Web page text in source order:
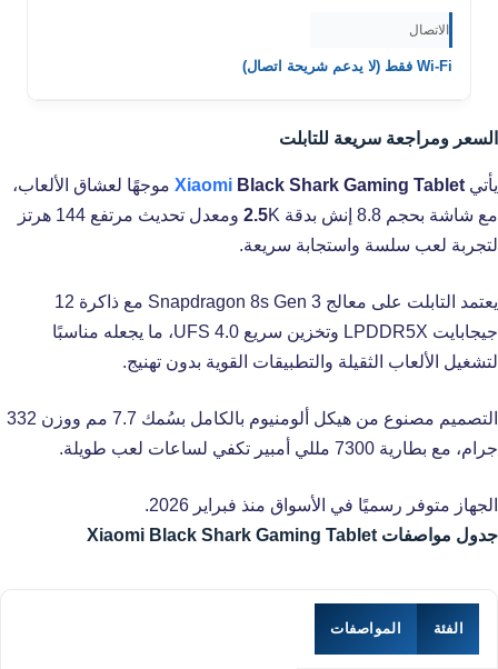
الاتصال
Wi-Fi فقط (لا يدعم شريحة اتصال)
السعر ومراجعة سريعة للتابلت
يأتي Xiaomi Black Shark Gaming Tablet
موجهًا لعشاق الألعاب،
مع شاشة بحجم 8.8 إنش بدقة
2.5
K ومعدل تحديث مرتفع 144 هرتز
لتجربة لعب سلسة واستجابة سريعة.
يعتمد التابلت على معالج Snapdragon 8s Gen 3 مع ذاكرة 12
جيجابايت LPDDR5X وتخزين سريع UFS 4.0، ما يجعله مناسبًا
لتشغيل الألعاب الثقيلة والتطبيقات القوية بدون تهنيج.
التصميم مصنوع من هيكل ألومنيوم بالكامل بسُمك 7.7 مم ووزن 332
جرام، مع بطارية 7300 مللي أمبير تكفي لساعات لعب طويلة.
الجهاز متوفر رسميًا في الأسواق منذ فبراير 2026.
جدول مواصفات Xiaomi Black Shark Gaming Tablet
الفئة المواصفات